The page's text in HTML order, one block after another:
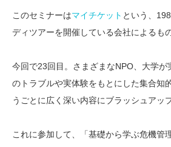
このセミナーはマイチケット という、
ディツアーを開催している会社によるもの
今回で23回目。さまざまなNPO、大学が
のトラブルや実体験をもとにした集合知
うごとに広く深い内容にブラッシュアッ
これに参加して、「基礎から学ぶ危機管